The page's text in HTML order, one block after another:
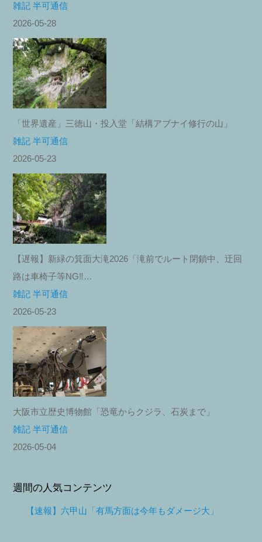
雑記 半可通信
2026-05-28
「世界遺産」三徳山・投入堂「結構アブナイ修行の山」
雑記 半可通信
2026-05-23
【遅報】新緑の箕面大滝2026「滝前でルート閉鎖中、迂回
路は車椅子等NG‼︎…
雑記 半可通信
2026-05-23
大阪市立歴史博物館「恐竜からクジラ、石炭まで」
雑記 半可通信
2026-05-04
週間の人気コンテンツ
【速報】六甲山「有馬方面は今年もダメージ大」